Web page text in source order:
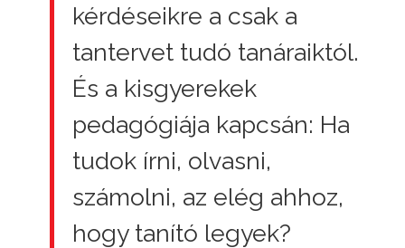
kérdéseikre a csak a
tantervet tudó tanáraiktól.
És a kisgyerekek
pedagógiája kapcsán: Ha
tudok írni, olvasni,
számolni, az elég ahhoz,
hogy tanító legyek?